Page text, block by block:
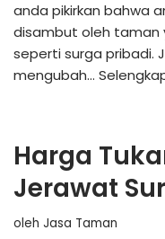
anda pikirkan bahwa
disambut oleh taman
seperti surga pribadi.
mengubah…
Harga
Jerawat
oleh Jasa Taman